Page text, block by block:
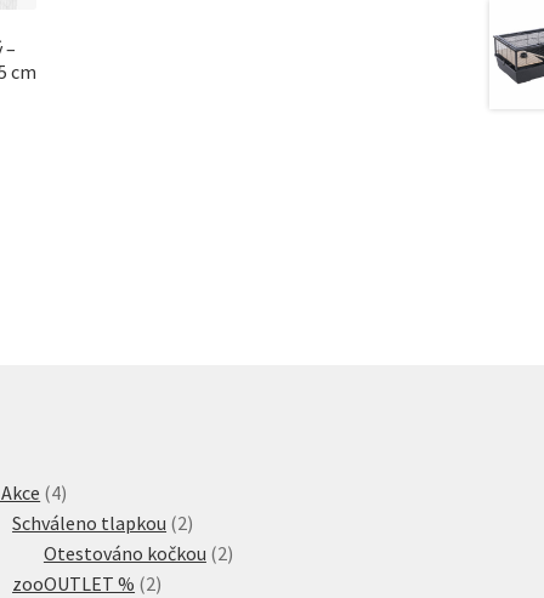
–
cm
44
produkty
Schváleno tlapkou 22
produkty
Otestováno kočkou 22
zooOUTLET % 22